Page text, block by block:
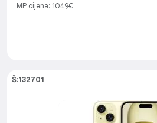
MP cijena: 1049€
Š:132701